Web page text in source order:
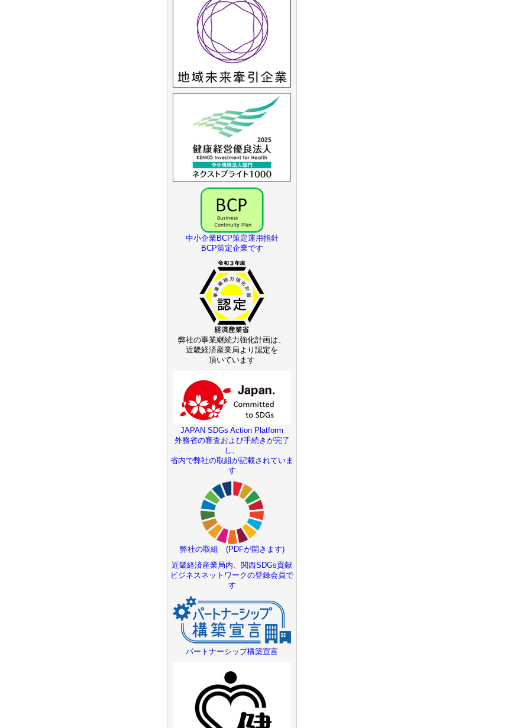
中小企業BCP策定運用指針
BCP策定企業です
弊社の事業継続力強化計画は、
近畿経済産業局より認定を
頂いています
JAPAN SDGs Action Platform
外務省の審査および手続きが完了
し、
省内で弊社の取組が記載されていま
す
弊社の取組 (PDFが開きます)
近畿経済産業局内、関西SDGs貢献
ビジネスネットワークの登録会員で
す
パートナーシップ構築宣言